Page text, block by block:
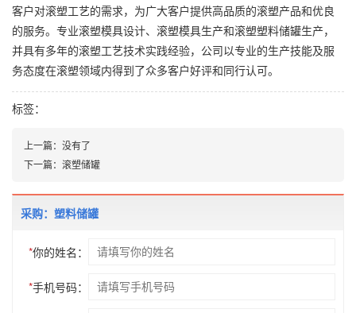
客户对滚塑工艺的需求，为广大客户提供高品质的滚塑产品和优良
的服务。专业滚塑模具设计、滚塑模具生产和滚塑塑料储罐生产，
并具有多年的滚塑工艺技术实践经验，公司以专业的生产技能及服
务态度在滚塑领域内得到了众多客户好评和同行认可。
标签：
上一篇： 没有了
下一篇： 滚塑储罐
采购：塑料储罐
*你的姓名：
*手机号码：